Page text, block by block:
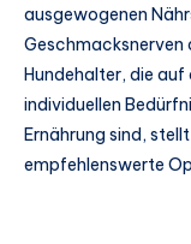
ausgewogenen
Geschmacksnerven
Hundehalter, die
individuellen
Ernährung sind,
empfehlenswerte